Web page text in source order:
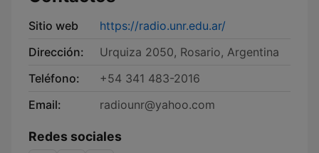
Sitio web
https://radio.unr.edu.ar/
Dirección:
Urquiza 2050, Rosario, Argentina
Teléfono:
+54 341 483-2016
Email:
radiounr@yahoo.com
Redes sociales